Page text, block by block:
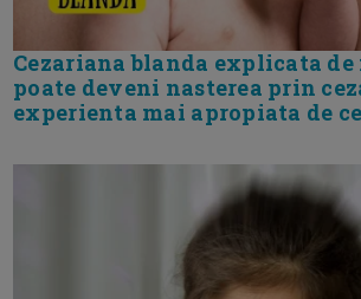
Cezariana blanda explicata de
poate deveni nasterea prin
experienta mai apropiata de